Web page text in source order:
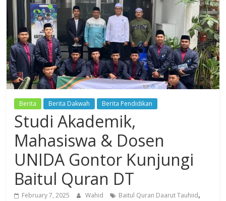
Dzikir,
Fikir,
Ikhtiar
Berita Berita Dakwah Berita Pendidikan
Studi Akademik,
Mahasiswa & Dosen
UNIDA Gontor Kunjungi
Baitul Quran DT
February 7, 2025 Wahid Baitul Quran Daarut Tauhiid,